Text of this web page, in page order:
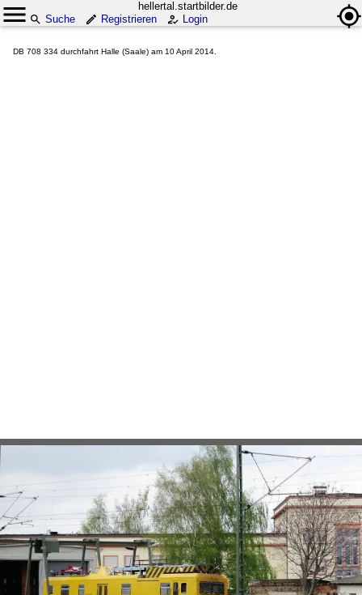
hellertal.startbilder.de
Suche
Registrieren Login
DB 708 334 durchfahrt Halle (Saale) am 10 April 2014.